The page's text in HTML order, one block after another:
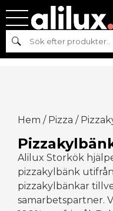
Sök
Hem / Pizza /
Alilux Storkök
pizzakylbänk
pizzakylbänkar
samarbetspartner.